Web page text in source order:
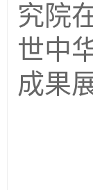
究院
世中
成果